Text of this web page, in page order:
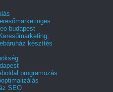
budapest
készítés
programozás
SEO